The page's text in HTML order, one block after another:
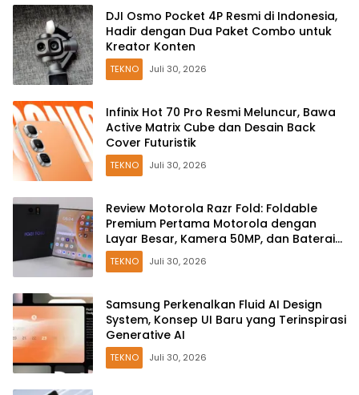
DJI Osmo Pocket 4P Resmi di Indonesia,
Hadir dengan Dua Paket Combo untuk
Kreator Konten
TEKNO Juli 30, 2026
Infinix Hot 70 Pro Resmi Meluncur, Bawa
Active Matrix Cube dan Desain Back
Cover Futuristik
TEKNO Juli 30, 2026
Review Motorola Razr Fold: Foldable
Premium Pertama Motorola dengan
Layar Besar, Kamera 50MP, dan Baterai
6000mAh
TEKNO Juli 30, 2026
Samsung Perkenalkan Fluid AI Design
System, Konsep UI Baru yang Terinspirasi
Generative AI
TEKNO Juli 30, 2026